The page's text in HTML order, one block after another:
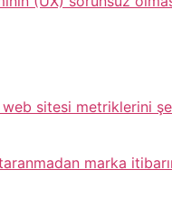
web sitesi metriklerini
marka